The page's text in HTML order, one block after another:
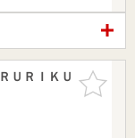
お気に入
りに追加
ＵＲＩＫＵ